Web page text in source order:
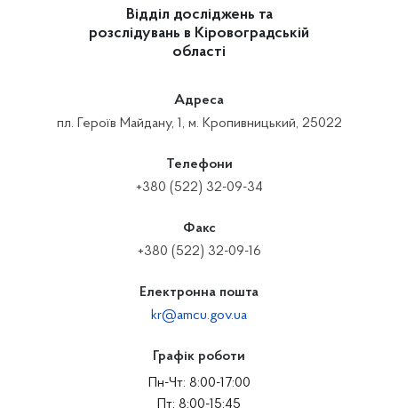
Відділ досліджень та
розслідувань в Кіровоградській
області
Адреса
пл. Героїв Майдану, 1, м. Кропивницький, 25022
Телефони
+380 (522) 32-09-34
Факс
+380 (522) 32-09-16
Електронна пошта
kr@amcu.gov.ua
Графік роботи
Пн-Чт: 8:00-17:00
Пт: 8:00-15:45